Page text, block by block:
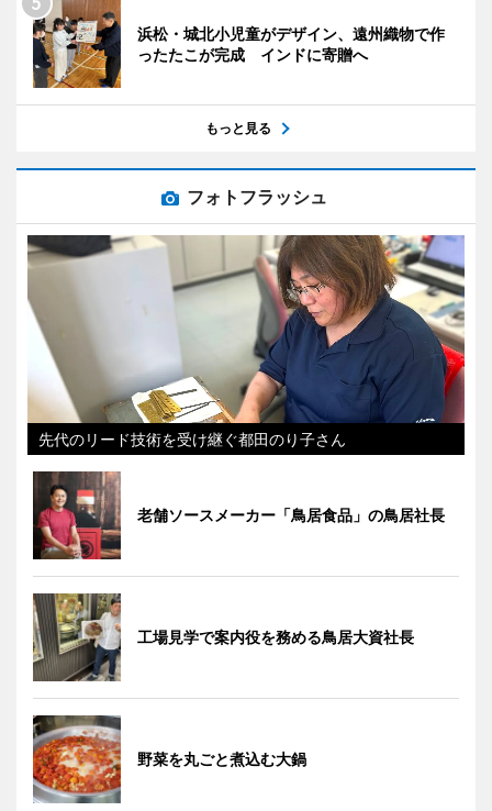
浜松・城北小児童がデザイン、遠州織物で作
ったたこが完成 インドに寄贈へ
もっと見る
フォトフラッシュ
先代のリード技術を受け継ぐ都田のり子さん
老舗ソースメーカー「鳥居食品」の鳥居社長
工場見学で案内役を務める鳥居大資社長
野菜を丸ごと煮込む大鍋